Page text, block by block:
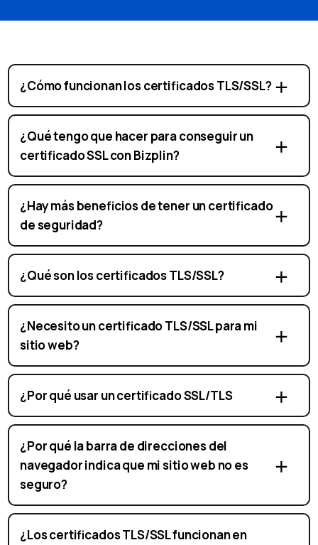
¿Cómo funcionan los certificados TLS/SSL?
¿Qué tengo que hacer para conseguir un
certificado SSL con Bizplin?
¿Hay más beneficios de tener un certificado
de seguridad?
¿Qué son los certificados TLS/SSL?
¿Necesito un certificado TLS/SSL para mi
sitio web?
¿Por qué usar un certificado SSL/TLS
¿Por qué la barra de direcciones del
navegador indica que mi sitio web no es
seguro?
¿Los certificados TLS/SSL funcionan en